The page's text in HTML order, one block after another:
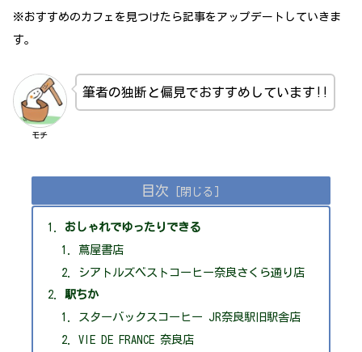
※おすすめのカフェを見つけたら記事をアップデートしていきま
す。
モチ
筆者の独断と偏見でおすすめしています!!
目次
おしゃれでゆったりできる
蔦屋書店
シアトルズベストコーヒー奈良さくら通り店
駅ちか
スターバックスコーヒー JR奈良駅旧駅舎店
VIE DE FRANCE 奈良店